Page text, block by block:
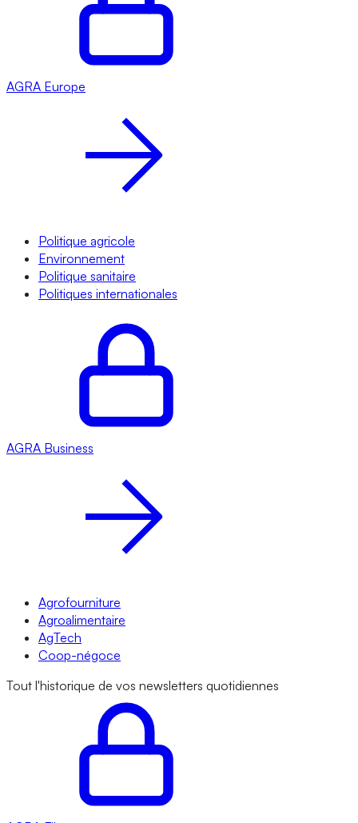
AGRA Europe
Politique agricole
Environnement
Politique sanitaire
Politiques internationales
AGRA Business
Agrofourniture
Agroalimentaire
AgTech
Coop-négoce
Tout l'historique de vos newsletters quotidiennes